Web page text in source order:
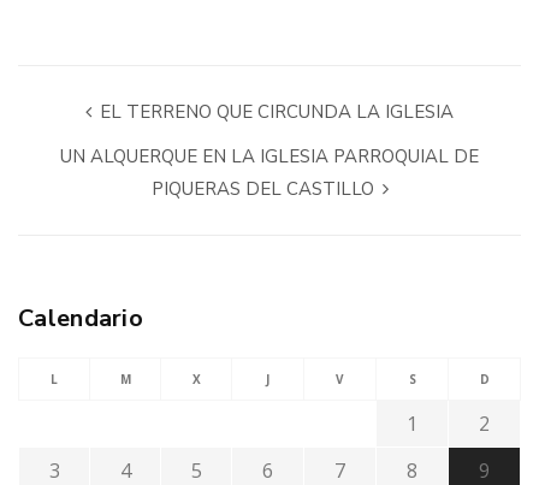
EL TERRENO QUE CIRCUNDA LA IGLESIA
UN ALQUERQUE EN LA IGLESIA PARROQUIAL DE
PIQUERAS DEL CASTILLO
Calendario
L M X J V S D
1
2
3
4 5 6 7 8
9